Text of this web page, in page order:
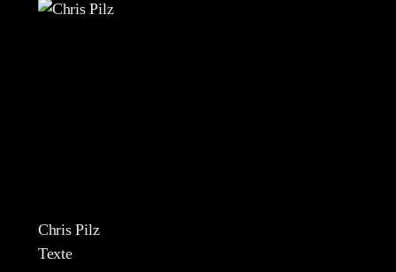
Chris Pilz
Texte